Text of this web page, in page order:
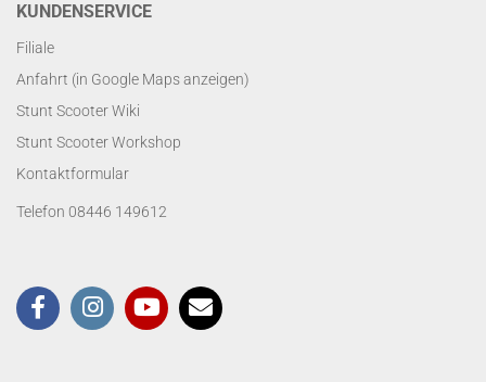
KUNDENSERVICE
Filiale
Anfahrt (in Google Maps anzeigen)
Stunt Scooter Wiki
Stunt Scooter Workshop
Kontaktformular
Telefon 08446 149612